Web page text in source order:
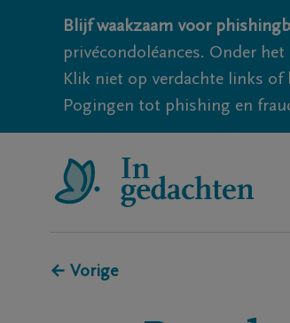
Blijf waakzaam voor
privécondoléances. Onder
Klik niet op verdachte links
Pogingen tot phishing en
← Vorige